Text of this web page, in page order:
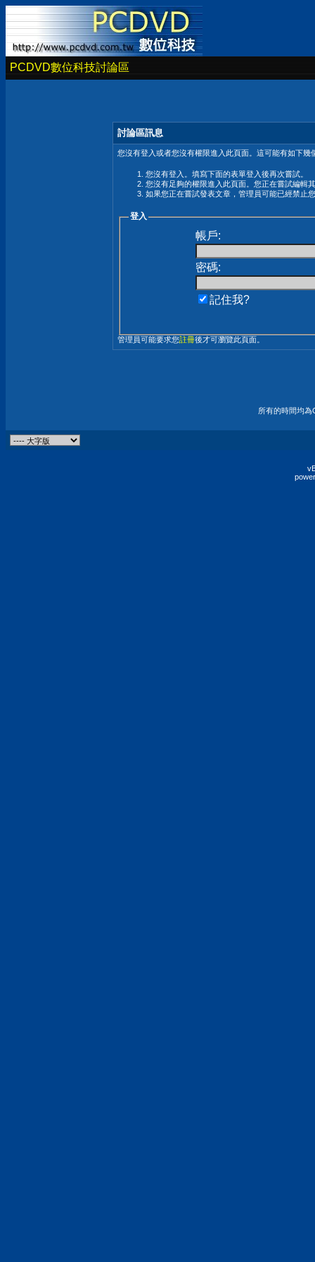
PCDVD數位科技討論區
討論區訊息
您沒有登入或者您沒有權限進入此頁面。這可能有如下幾
您沒有登入。填寫下面的表單登入後再次嘗試。
您沒有足夠的權限進入此頁面。您正在嘗試編輯
如果您正在嘗試發表文章，管理員可能已經禁止
登入
帳戶:
密碼:
記住我?
管理員可能要求您註冊後才可瀏覽此頁面。
所有的時間均為